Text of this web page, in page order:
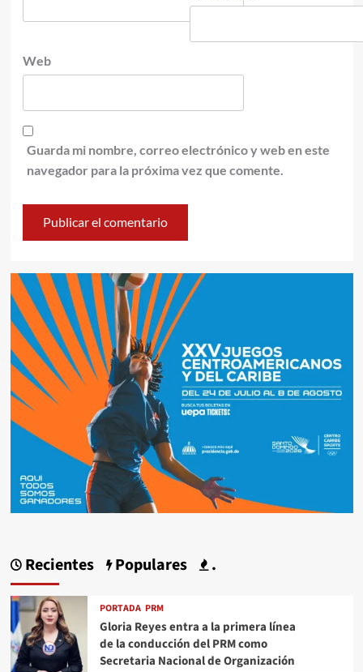
Web
Guarda mi nombre, correo electrónico y web en este
navegador para la próxima vez que comente.
Recientes Populares .
PORTADA PRM
Gloria Reyes entra a la primera línea
de la conducción del PRM como
Secretaria Nacional de Organización